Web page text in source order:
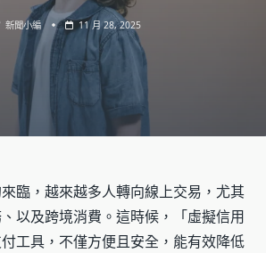
新聞小編 11 月 28, 2025
臨，越來越多人轉向線上交易，尤其
以及跨境消費。這時候，「虛擬信用
工具，不僅方便且安全，能有效降低